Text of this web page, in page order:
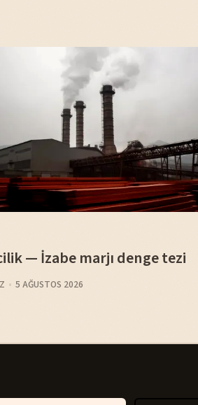
— İzabe marjı denge tezi
5 AĞUSTOS 2026